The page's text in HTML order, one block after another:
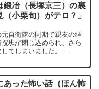
鍛冶（長塚京三）の裏
（小栗旬）がテロ？」
自衛隊の同期で親友の結
班が閉じ込められ、さら
てしまいました。
あった怖い話（ほん怖